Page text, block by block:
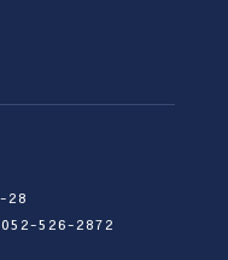
28
526-2872